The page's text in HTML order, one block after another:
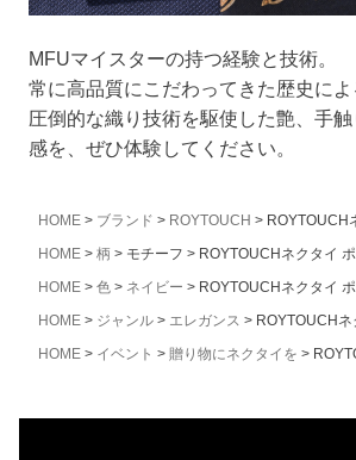
MFUマイスターの持つ経験と技術。
常に高品質にこだわってきた歴史によ
圧倒的な織り技術を駆使した艶、手
感を、ぜひ体験してください。
HOME ブランド ROYTOUCH
ROYTOUCH
HOME
柄 モチーフ
ROYTOUCHネクタイ
HOME
色 ネイビー
ROYTOUCHネクタイ
HOME
ジャンル エレガンス
ROYTOUCH
HOME
イベント 贈り物にネクタイを